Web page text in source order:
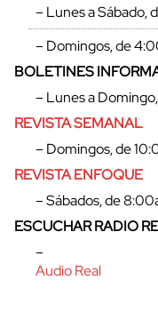
– Lunes a Sábado,
– Domingos, de
BOLETINES
– Lunes a
REVISTA SEMANAL
– Domingos, de
REVISTA ENFOQUE
– Sábados, de
ESCUCHAR RADIO
–
Audio Real